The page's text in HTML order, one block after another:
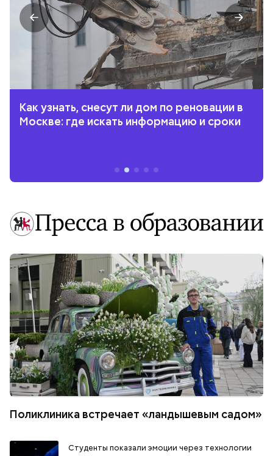
Как узнать, снесут ли дом по реновации в
Москве: где искать информацию и сроки
Поликлиника встречает «ландышевым садом»
Студенты показали эмоции через технологии